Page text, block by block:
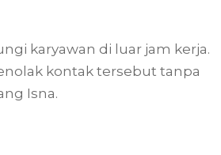
karyawan di luar jam kerja.
kontak tersebut tanpa
Isna.